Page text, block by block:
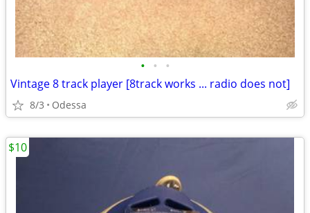
• • •
Vintage 8 track player [8track works ... radio does not]
8/3 Odessa
$10